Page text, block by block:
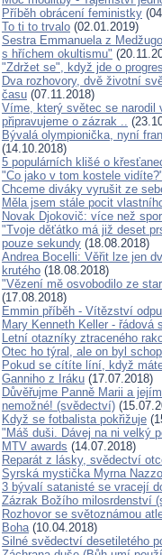
Příběh obrácení feministky
To ti to trvalo (02.01.2019)
Sestra Emmanuela z
s hříchem okultismu"
"Zdržet se", když jde o
Dva rozhovory, dvě životní
času (07.11.2018)
Víme, který světec se narodil
připravujeme o zázrak ..
Bývalá olympionička, nyní
(14.10.2018)
5 populárních klišé o
"Co jako v tom kostele
Chceme diváky vyrušit ze
Měla jsem stále pocit
Novak Djokovič: více než
"Tvoje děťátko má již deset
pouze sekundy (18.08.2018)
Andrea Bocelli: Věřit lze jen
krutého (18.08.2018)
"Vězení mě osvobodilo ze
(17.08.2018)
Emmin příběh - Vítězství
Mary Kenneth Keller - řádová
Letní otazníky ztraceného
Otec ho týral, ale on byl
Pokud se cítíte líní, když
Ganniho z Iráku (17.07.2018)
Důvěřujme Panně Marii a
nemožné! (svědectví)
Když se fotbalista pokřižuje
"Máš duši. Dávej na ni velký
MTV awards (14.07.2018)
Reparát z lásky, svědectví
Syrská mystička Myrna
3 bývalí satanisté se vracejí
Zázrak Božího milosrdenství
Rozhovor se světoznámou
Boha(10.04.2018)
Silné svědectví desetiletého